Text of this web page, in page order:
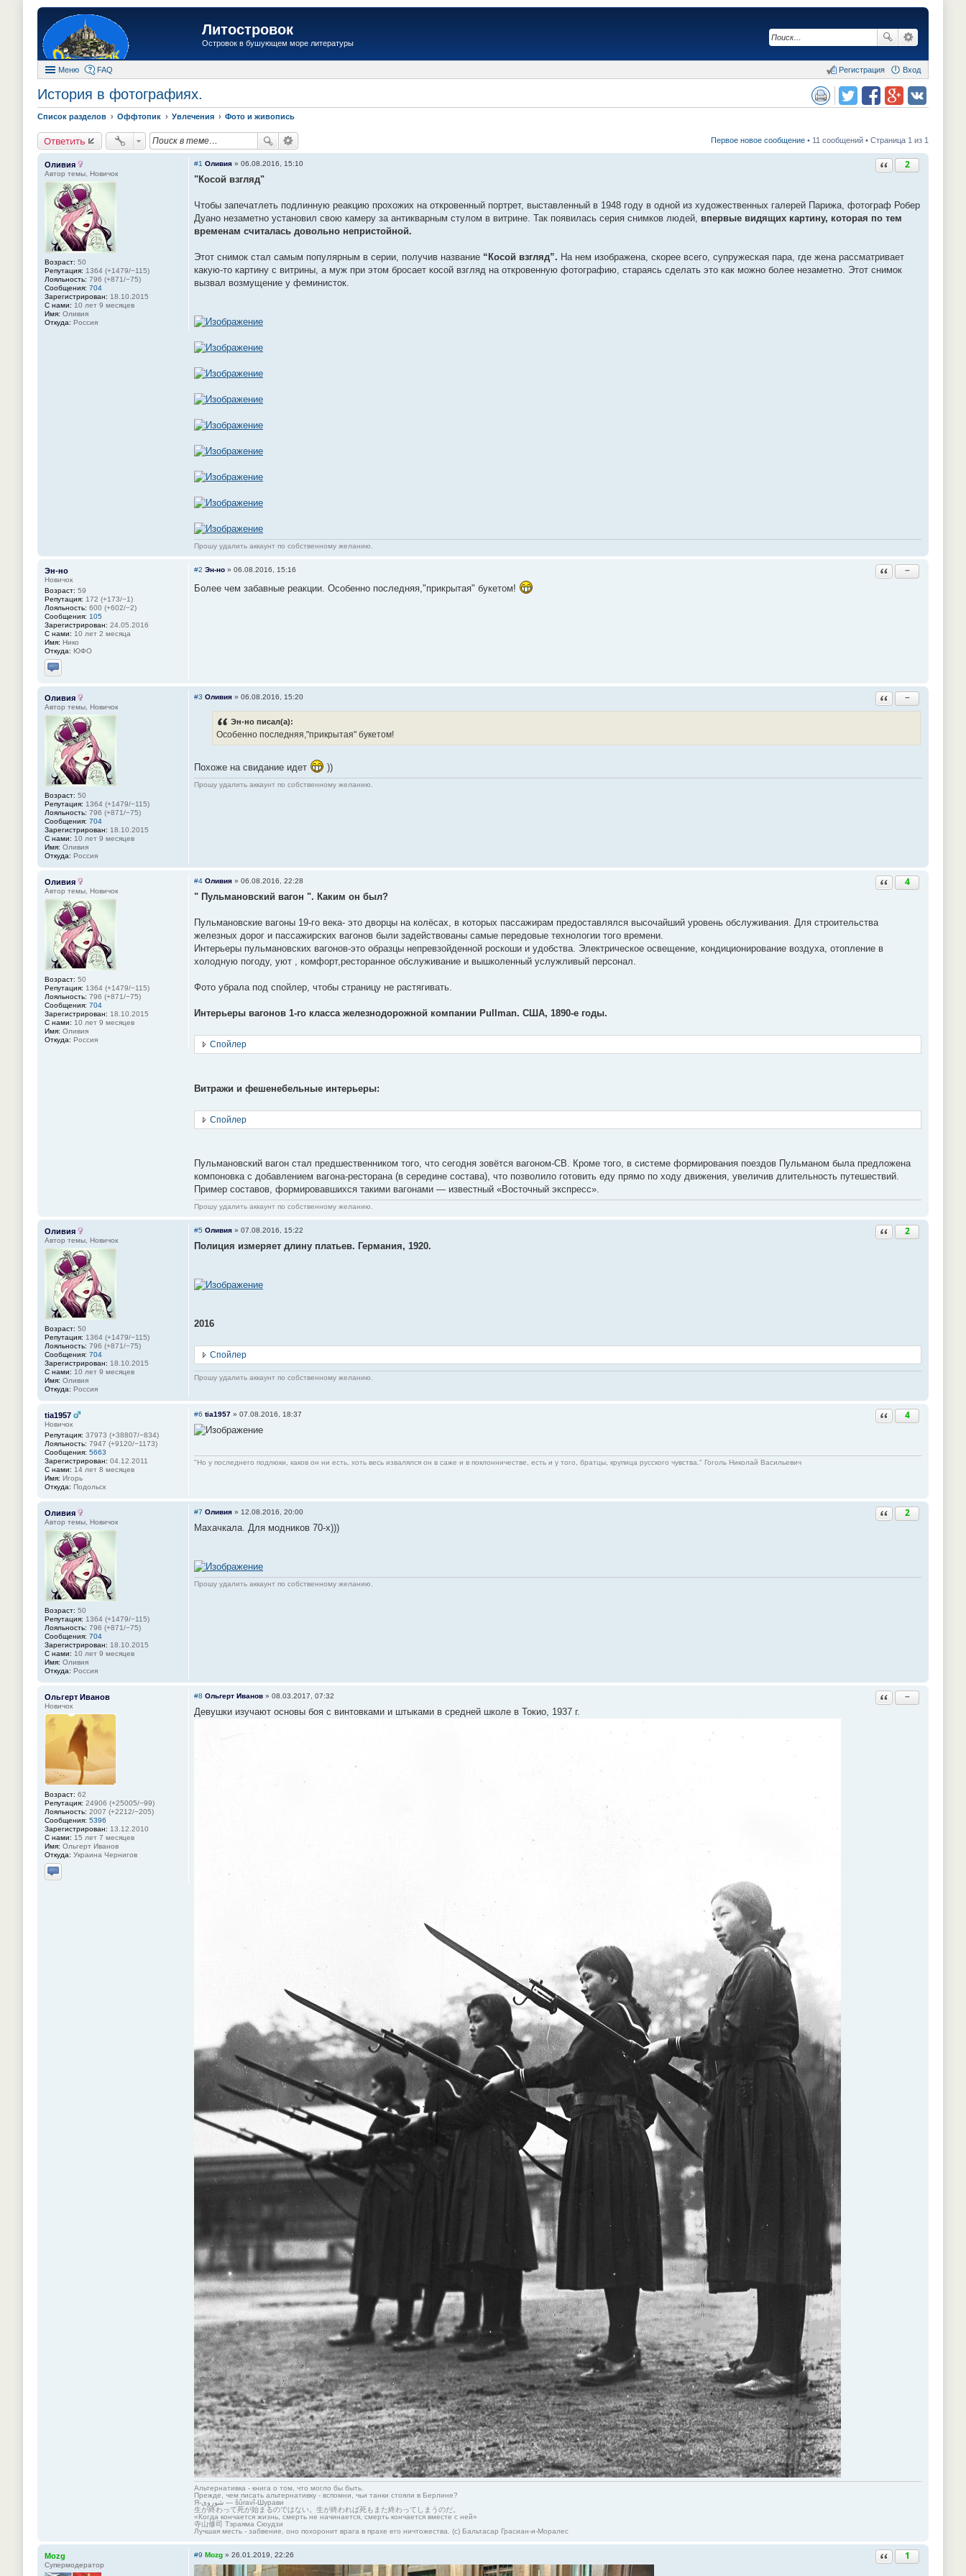
Литостровок
Островок в бушующем море литературы
Меню FAQ Вход
Регистрация
История в фотографиях.
Список разделов Оффтопик Увлечения Фото и живопись
Ответить Первое новое сообщение • 11 сообщений • Страница 1 из 1
Оливия
Автор темы, Новичок
Возраст: 50
Репутация: 1364 (+1479/−115)
Лояльность: 796 (+871/−75)
Сообщения: 704
Зарегистрирован: 18.10.2015
С нами: 10 лет 9 месяцев
Имя: Оливия
Откуда: Россия
Ответить с цитатой
2
#1 Оливия » 06.08.2016, 15:10
"Косой взгляд"
Чтобы запечатлеть подлинную реакцию прохожих на откровенный портрет, выставленный в 1948 году в одной из художественных галерей Парижа, фотограф Робер
Дуано незаметно установил свою камеру за антикварным стулом в витрине. Так появилась серия снимков людей, впервые видящих картину, которая по тем
временам считалась довольно непристойной.
Этот снимок стал самым популярным в серии, получив название “Косой взгляд”. На нем изображена, скорее всего, супружеская пара, где жена рассматривает
какую-то картину с витрины, а муж при этом бросает косой взгляд на откровенную фотографию, стараясь сделать это как можно более незаметно. Этот снимок
вызвал возмущение у феминисток.
Прошу удалить аккаунт по собственному желанию.
Эн-но
Новичок
Возраст: 59
Репутация: 172 (+173/−1)
Лояльность: 600 (+602/−2)
Сообщения: 105
Зарегистрирован: 24.05.2016
С нами: 10 лет 2 месяца
Имя: Нико
Откуда: ЮФО
Отправить личное сообщение
Ответить с цитатой
−
#2 Эн-но » 06.08.2016, 15:16
Более чем забавные реакции. Особенно последняя,"прикрытая" букетом!
Оливия
Автор темы, Новичок
Возраст: 50
Репутация: 1364 (+1479/−115)
Лояльность: 796 (+871/−75)
Сообщения: 704
Зарегистрирован: 18.10.2015
С нами: 10 лет 9 месяцев
Имя: Оливия
Откуда: Россия
Ответить с цитатой
−
#3 Оливия » 06.08.2016, 15:20
Эн-но писал(а):
Особенно последняя,"прикрытая" букетом!
Похоже на свидание идет ))
Прошу удалить аккаунт по собственному желанию.
Оливия
Автор темы, Новичок
Возраст: 50
Репутация: 1364 (+1479/−115)
Лояльность: 796 (+871/−75)
Сообщения: 704
Зарегистрирован: 18.10.2015
С нами: 10 лет 9 месяцев
Имя: Оливия
Откуда: Россия
Ответить с цитатой
4
#4 Оливия » 06.08.2016, 22:28
" Пульмановский вагон ". Каким он был?
Пульмановские вагоны 19-го века- это дворцы на колёсах, в которых пассажирам предоставлялся высочайший уровень обслуживания. Для строительства
железных дорог и пассажирских вагонов были задействованы самые передовые технологии того времени.
Интерьеры пульмановских вагонов-это образцы непревзойденной роскоши и удобства. Электрическое освещение, кондиционирование воздуха, отопление в
холодную погоду, уют , комфорт,ресторанное обслуживание и вышколенный услужливый персонал.
Фото убрала под спойлер, чтобы страницу не растягивать.
Интерьеры вагонов 1-го класса железнодорожной компании Pullman. США, 1890-е годы.
Спойлер
Витражи и фешенебельные интерьеры:
Спойлер
Пульмановский вагон стал предшественником того, что сегодня зовётся вагоном-СВ. Кроме того, в системе формирования поездов Пульманом была предложена
компоновка с добавлением вагона-ресторана (в середине состава), что позволило готовить еду прямо по ходу движения, увеличив длительность путешествий.
Пример составов, формировавшихся такими вагонами — известный «Восточный экспресс».
Прошу удалить аккаунт по собственному желанию.
Оливия
Автор темы, Новичок
Возраст: 50
Репутация: 1364 (+1479/−115)
Лояльность: 796 (+871/−75)
Сообщения: 704
Зарегистрирован: 18.10.2015
С нами: 10 лет 9 месяцев
Имя: Оливия
Откуда: Россия
Ответить с цитатой
2
#5 Оливия » 07.08.2016, 15:22
Полиция измеряет длину платьев. Германия, 1920.
2016
Спойлер
Прошу удалить аккаунт по собственному желанию.
tia1957
Новичок
Репутация: 37973 (+38807/−834)
Лояльность: 7947 (+9120/−1173)
Сообщения: 5663
Зарегистрирован: 04.12.2011
С нами: 14 лет 8 месяцев
Имя: Игорь
Откуда: Подольск
Ответить с цитатой
4
#6 tia1957 » 07.08.2016, 18:37
"Но у последнего подлюки, каков он ни есть, хоть весь извалялся он в саже и в поклонничестве, есть и у того, братцы, крупица русского чувства." Гоголь Николай Васильевич
Оливия
Автор темы, Новичок
Возраст: 50
Репутация: 1364 (+1479/−115)
Лояльность: 796 (+871/−75)
Сообщения: 704
Зарегистрирован: 18.10.2015
С нами: 10 лет 9 месяцев
Имя: Оливия
Откуда: Россия
Ответить с цитатой
2
#7 Оливия » 12.08.2016, 20:00
Махачкала. Для модников 70-х)))
Прошу удалить аккаунт по собственному желанию.
Ольгерт Иванов
Новичок
Возраст: 62
Репутация: 24906 (+25005/−99)
Лояльность: 2007 (+2212/−205)
Сообщения: 5396
Зарегистрирован: 13.12.2010
С нами: 15 лет 7 месяцев
Имя: Ольгерт Иванов
Откуда: Украина Чернигов
Отправить личное сообщение
Ответить с цитатой
−
#8 Ольгерт Иванов » 08.03.2017, 07:32
Девушки изучают основы боя с винтовками и штыками в средней школе в Токио, 1937 г.
Альтернативка - книга о том, что могло бы быть.
Прежде, чем писать альтернативку - вспомни, чьи танки стояли в Берлине?
Я-شوروی — šûravî-Шурави
生が終わって死が始まるのではない。生が終われば死もまた終わってしまうのだ。
«Когда кончается жизнь, смерть не начинается, смерть кончается вместе с ней»
寺山修司 Тэраяма Сюудзи
Лучшая месть - забвение, оно похоронит врага в прахе его ничтожества. (с) Бальтасар Грасиан-и-Моралес
Mozg
Супермодератор
Ответить с цитатой
1
#9 Mozg » 26.01.2019, 22:26